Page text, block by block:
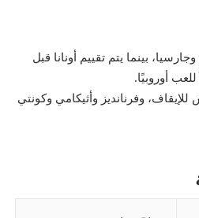
بينما يتم تقييم أونانا قبل
أوروبيًا.
وفرنانديز وأثيكامي وكونتي